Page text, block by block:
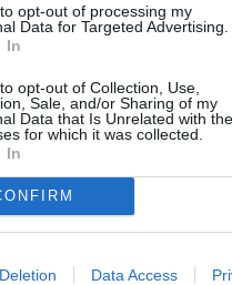
opt-out of processing my
Data for Targeted Advertising.
In
opt-out of Collection, Use,
Sale, and/or Sharing of my
Data that Is Unrelated with the
for which it was collected.
In
Data Access
στο οποίο
να σκουπίζει με
σκούπα το χαλί
«Σαββατογενική.